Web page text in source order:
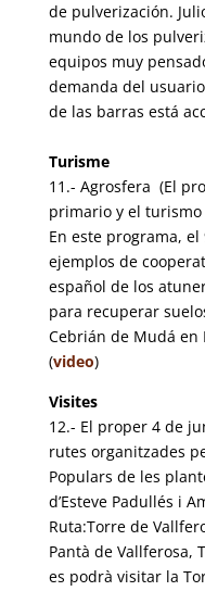
de pulverización.
mundo de los
equipos muy
demanda del
de las barras está
Turisme
11.- Agrosfera (El
primario y el turismo
En este programa,
ejemplos de
español de los
para recuperar
Cebrián de Mudá en
(video)
Visites
12.- El proper 4 de
rutes organitzades
Populars de les
d’Esteve Padullés i
Ruta:Torre de
Pantà de Vallferosa,
es podrà visitar la